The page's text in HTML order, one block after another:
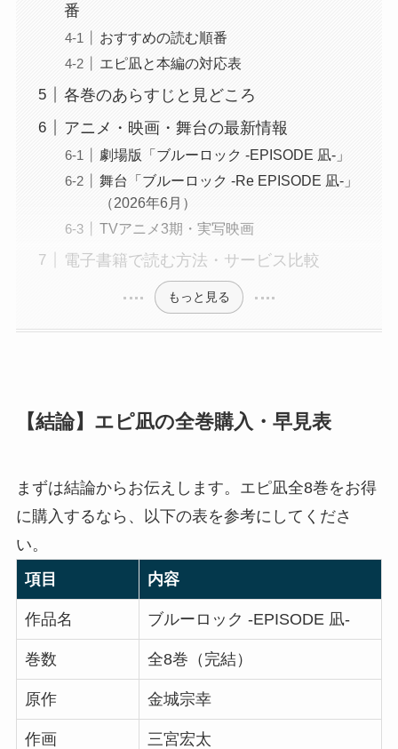
番
おすすめの読む順番
エピ凪と本編の対応表
各巻のあらすじと見どころ
アニメ・映画・舞台の最新情報
劇場版「ブルーロック -EPISODE 凪-」
舞台「ブルーロック -Re EPISODE 凪-」
（2026年6月）
TVアニメ3期・実写映画
電子書籍で読む方法・サービス比較
もっと見る
【結論】エピ凪の全巻購入・早見表
まずは結論からお伝えします。エピ凪全8巻をお得
に購入するなら、以下の表を参考にしてくださ
い。
項目
内容
作品名 ブルーロック -EPISODE 凪-
巻数 全8巻（完結）
原作 金城宗幸
作画 三宮宏太